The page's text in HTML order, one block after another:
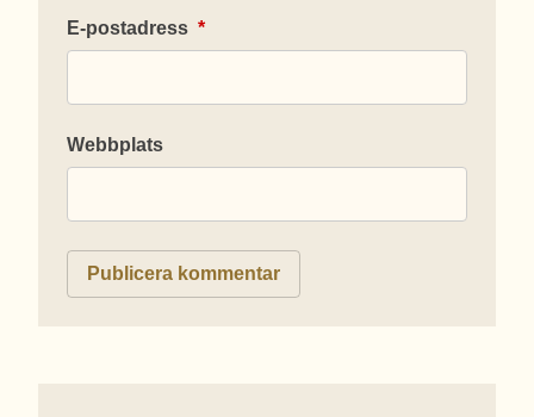
E-postadress *
Webbplats